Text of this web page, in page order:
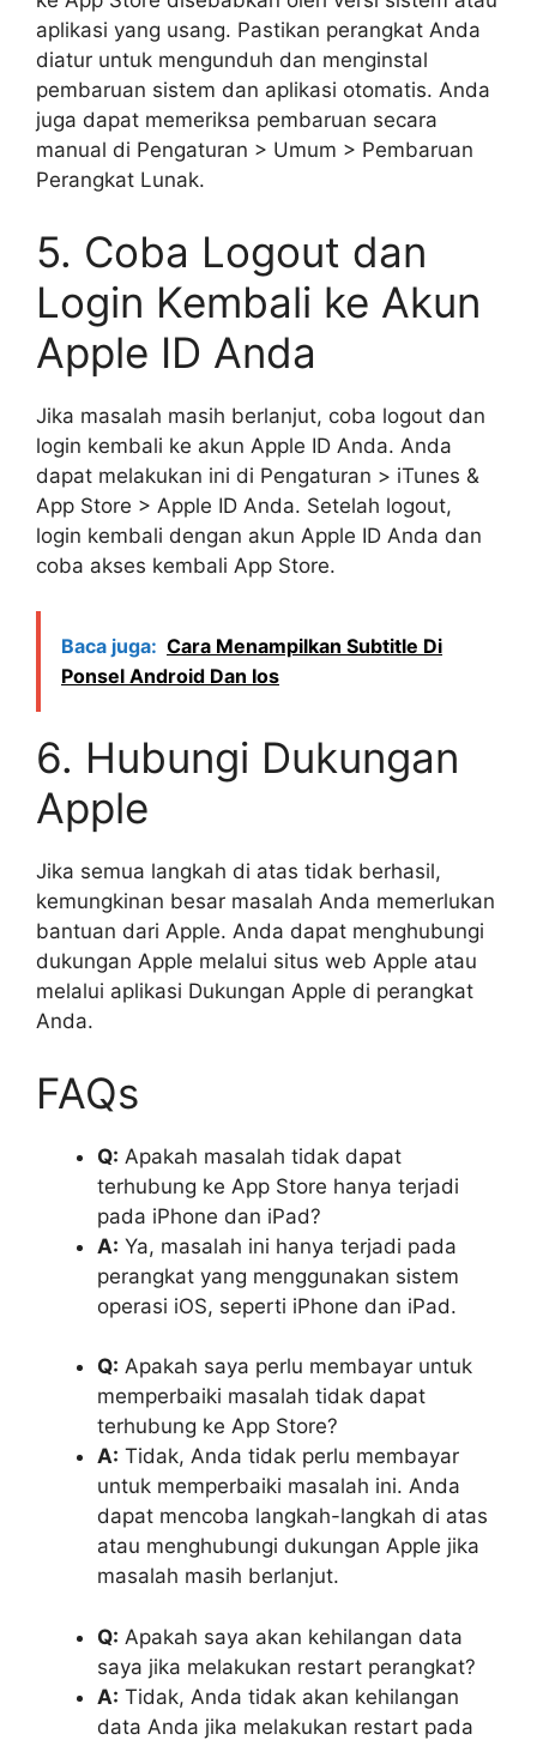
aplikasi yang usang. Pastikan perangkat Anda
diatur untuk mengunduh dan menginstal
pembaruan sistem dan aplikasi otomatis. Anda
juga dapat memeriksa pembaruan secara
manual di Pengaturan > Umum > Pembaruan
Perangkat Lunak.
5. Coba Logout dan
Login Kembali ke Akun
Apple ID Anda
Jika masalah masih berlanjut, coba logout dan
login kembali ke akun Apple ID Anda. Anda
dapat melakukan ini di Pengaturan > iTunes &
App Store > Apple ID Anda. Setelah logout,
login kembali dengan akun Apple ID Anda dan
coba akses kembali App Store.
Baca juga: Cara Menampilkan Subtitle Di
Ponsel Android Dan Ios
6. Hubungi Dukungan
Apple
Jika semua langkah di atas tidak berhasil,
kemungkinan besar masalah Anda memerlukan
bantuan dari Apple. Anda dapat menghubungi
dukungan Apple melalui situs web Apple atau
melalui aplikasi Dukungan Apple di perangkat
Anda.
FAQs
Q: Apakah masalah tidak dapat
terhubung ke App Store hanya terjadi
pada iPhone dan iPad?
A: Ya, masalah ini hanya terjadi pada
perangkat yang menggunakan sistem
operasi iOS, seperti iPhone dan iPad.
Q: Apakah saya perlu membayar untuk
memperbaiki masalah tidak dapat
terhubung ke App Store?
A: Tidak, Anda tidak perlu membayar
untuk memperbaiki masalah ini. Anda
dapat mencoba langkah-langkah di atas
atau menghubungi dukungan Apple jika
masalah masih berlanjut.
Q: Apakah saya akan kehilangan data
saya jika melakukan restart perangkat?
A: Tidak, Anda tidak akan kehilangan
data Anda jika melakukan restart pada